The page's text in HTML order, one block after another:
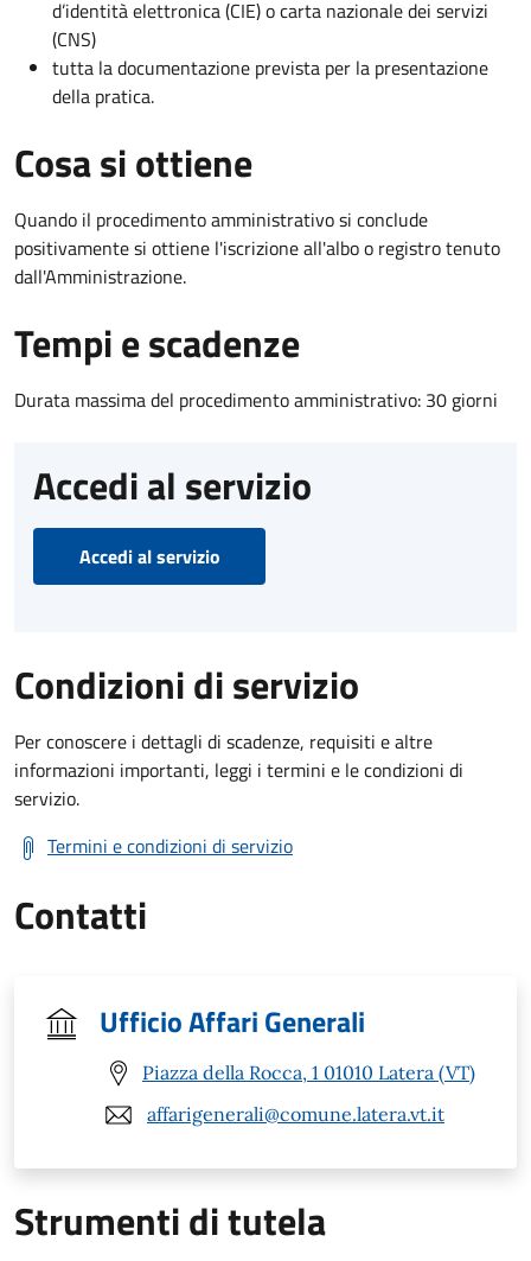
d’identità elettronica (CIE) o carta nazionale dei servizi
(CNS)
tutta la documentazione prevista per la presentazione
della pratica.
Cosa si ottiene
Quando il procedimento amministrativo si conclude
positivamente si ottiene l'iscrizione all'albo o registro tenuto
dall'Amministrazione.
Tempi e scadenze
Durata massima del procedimento amministrativo: 30 giorni
Accedi al servizio
Accedi al servizio
Condizioni di servizio
Per conoscere i dettagli di scadenze, requisiti e altre
informazioni importanti, leggi i termini e le condizioni di
servizio.
Termini e condizioni di servizio
Contatti
Ufficio Affari Generali
Piazza della Rocca, 1 01010 Latera (VT)
affarigenerali@comune.latera.vt.it
Strumenti di tutela